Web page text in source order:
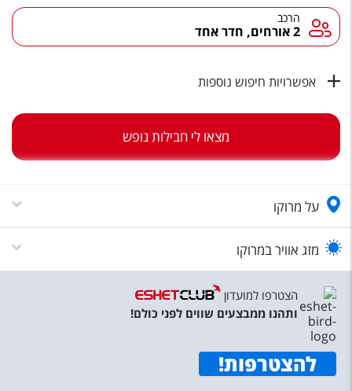
חבילות בריאות וספא
טיסות לחו"ל
מלונות בחו"ל
שירות לקוחות
טופס צור קשר
נגישות
עקבו אחרינו
הרכב הרכב
2 אורחים, חדר אחד
אפשרויות חיפוש נוספות
מצאו לי חבילות נופש
על מרוקו
מזג אוויר במרוקו
הצטרפו למועדון
ותהנו ממבצעים שווים לפני כולם!
להצטרפות!